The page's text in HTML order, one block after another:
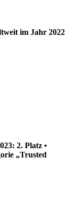
im Jahr 2022
2. Platz •
„Trusted